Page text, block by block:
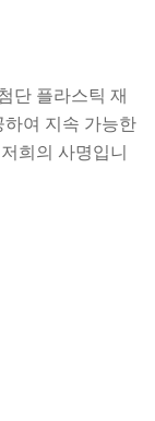
단 플라스틱 재
여 지속 가능한
희의 사명입니